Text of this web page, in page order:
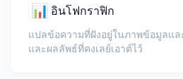
📊 อินโฟกราฟิก
แปลข้อความที่ฝังอยู่ในภาพข้อมูลแล
และผลลัพธ์ที่คงเลย์เอาต์ไว้